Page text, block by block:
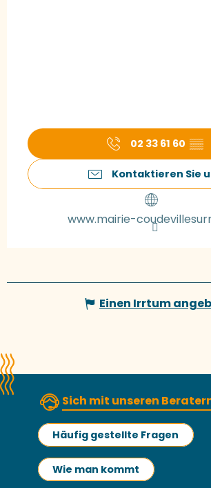
02 33 61 60 ▒▒
Kontaktieren Sie
www.mairie-
Einen Irrtum
Sich mit unseren
Häufig gestellte Fragen
Wie man kommt